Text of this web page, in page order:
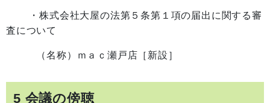
・株式会社大屋の法第５条第１項の届出に関する審
査について
（名称）ｍａｃ瀬戸店［新設］
5 会議の傍聴